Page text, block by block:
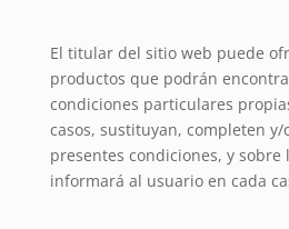
El titular del sitio web puede
productos que podrán
condiciones particulares
casos, sustituyan, completen
presentes condiciones, y sobre
informará al usuario en cada